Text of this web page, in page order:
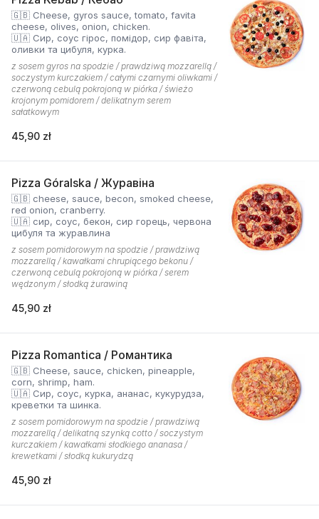
🇬🇧 Cheese, gyros sauce, tomato, favita
cheese, olives, onion, chicken.
🇺🇦 Сир, соус гірос, помідор, сир фавіта,
оливки та цибуля, курка.
z sosem gyros na spodzie / prawdziwą mozzarellą /
soczystym kurczakiem / całymi czarnymi oliwkami /
czerwoną cebulą pokrojoną w piórka / świeżo
krojonym pomidorem / delikatnym serem
sałatkowym
45,90 zł
Pizza Góralska / Журавіна
🇬🇧 cheese, sauce, becon, smoked cheese,
red onion, cranberry.
🇺🇦 сир, соус, бекон, сир горець, червона
цибуля та журавлина
z sosem pomidorowym na spodzie / prawdziwą
mozzarellą / kawałkami chrupiącego bekonu /
czerwoną cebulą pokrojoną w piórka / serem
wędzonym / słodką żurawiną
45,90 zł
Pizza Romantica / Романтика
🇬🇧 Cheese, sauce, chicken, pineapple,
corn, shrimp, ham.
🇺🇦 Сир, соус, курка, ананас, кукурудза,
креветки та шинка.
z sosem pomidorowym na spodzie / prawdziwą
mozzarellą / delikatną szynką cotto / soczystym
kurczakiem / kawałkami słodkiego ananasa /
krewetkami / słodką kukurydzą
45,90 zł